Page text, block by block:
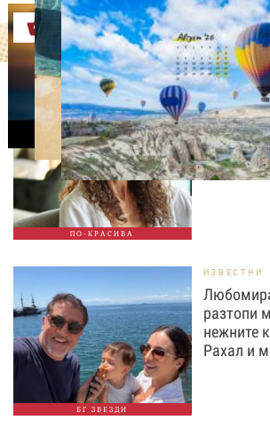
Оферти
ПО-КРАСИВА
СВОБОДНО
9 неща,
жената
без дори
БГ ЗВЕЗДИ
ИЗВЕСТНИ
разтопи
нежните
Рахал и